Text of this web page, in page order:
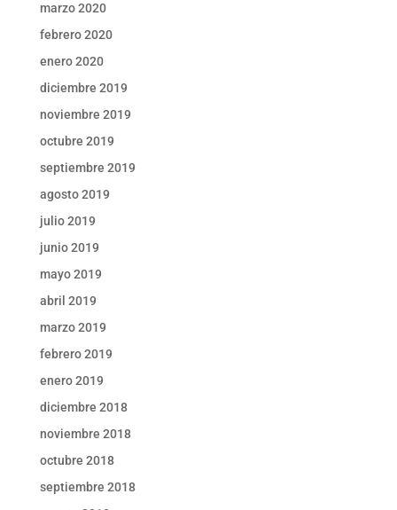
marzo 2020
febrero 2020
enero 2020
diciembre 2019
noviembre 2019
octubre 2019
septiembre 2019
agosto 2019
julio 2019
junio 2019
mayo 2019
abril 2019
marzo 2019
febrero 2019
enero 2019
diciembre 2018
noviembre 2018
octubre 2018
septiembre 2018